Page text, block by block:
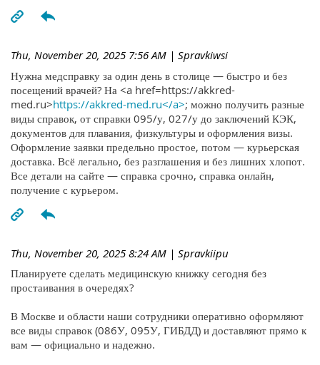
Thu, November 20, 2025 7:56 AM | Spravkiwsi
Нужна медсправку за один день в столице — быстро и без
посещений врачей? На <a href=https://akkred-
med.ru>https://akkred-med.ru</a>; можно получить разные
виды справок, от справки 095/у, 027/у до заключений КЭК,
документов для плавания, физкультуры и оформления визы.
Оформление заявки предельно простое, потом — курьерская
доставка. Всё легально, без разглашения и без лишних хлопот.
Все детали на сайте — справка срочно, справка онлайн,
получение с курьером.
Thu, November 20, 2025 8:24 AM | Spravkiipu
Планируете сделать медицинскую книжку сегодня без
простаивания в очередях?
В Москве и области наши сотрудники оперативно оформляют
все виды справок (086У, 095У, ГИБДД) и доставляют прямо к
вам — официально и надежно.